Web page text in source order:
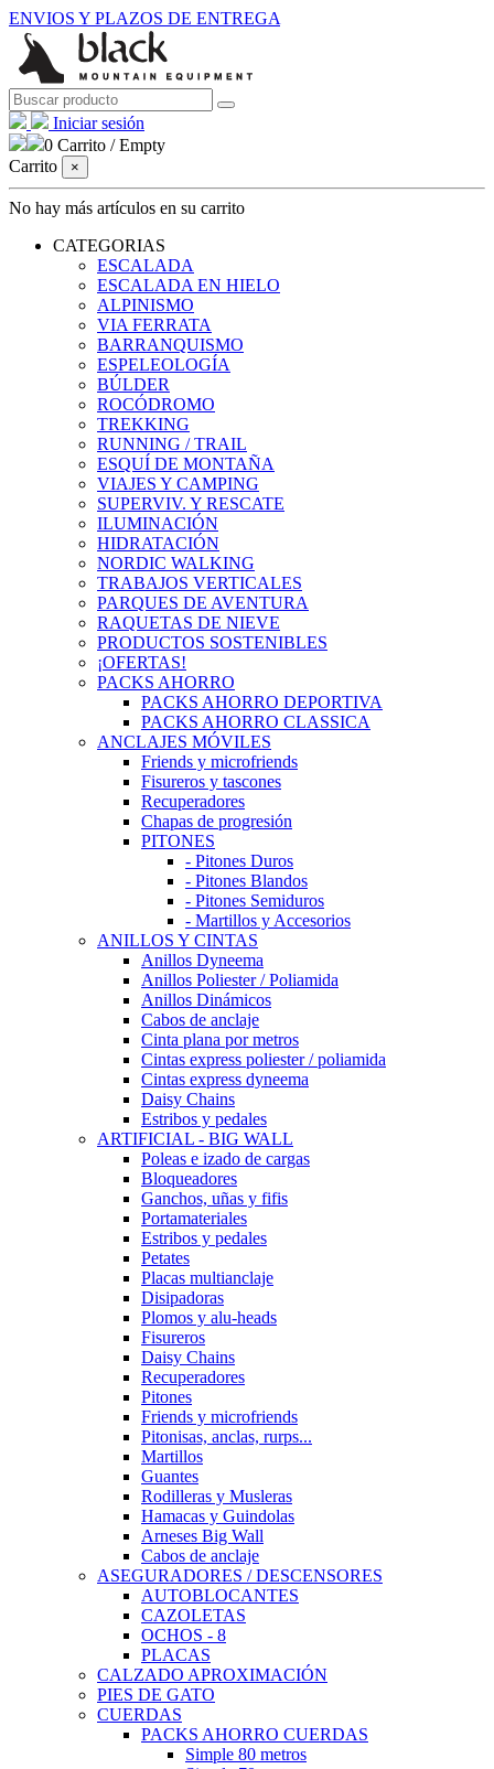
ENVIOS Y PLAZOS DE ENTREGA
Iniciar sesión
0 Carrito /Empty
Carrito
×
No hay más artículos en su carrito
CATEGORIAS
ESCALADA
ESCALADA EN HIELO
ALPINISMO
VIA FERRATA
BARRANQUISMO
ESPELEOLOGÍA
BÚLDER
ROCÓDROMO
TREKKING
RUNNING / TRAIL
ESQUÍ DE MONTAÑA
VIAJES Y CAMPING
SUPERVIV. Y RESCATE
ILUMINACIÓN
HIDRATACIÓN
NORDIC WALKING
TRABAJOS VERTICALES
PARQUES DE AVENTURA
RAQUETAS DE NIEVE
PRODUCTOS SOSTENIBLES
¡OFERTAS!
PACKS AHORRO
PACKS AHORRO DEPORTIVA
PACKS AHORRO CLASSICA
ANCLAJES MÓVILES
Friends y microfriends
Fisureros y tascones
Recuperadores
Chapas de progresión
PITONES
- Pitones Duros
- Pitones Blandos
- Pitones Semiduros
- Martillos y Accesorios
ANILLOS Y CINTAS
Anillos Dyneema
Anillos Poliester / Poliamida
Anillos Dinámicos
Cabos de anclaje
Cinta plana por metros
Cintas express poliester / poliamida
Cintas express dyneema
Daisy Chains
Estribos y pedales
ARTIFICIAL - BIG WALL
Poleas e izado de cargas
Bloqueadores
Ganchos, uñas y fifis
Portamateriales
Estribos y pedales
Petates
Placas multianclaje
Disipadoras
Plomos y alu-heads
Fisureros
Daisy Chains
Recuperadores
Pitones
Friends y microfriends
Pitonisas, anclas, rurps...
Martillos
Guantes
Rodilleras y Musleras
Hamacas y Guindolas
Arneses Big Wall
Cabos de anclaje
ASEGURADORES / DESCENSORES
AUTOBLOCANTES
CAZOLETAS
OCHOS - 8
PLACAS
CALZADO APROXIMACIÓN
PIES DE GATO
CUERDAS
PACKS AHORRO CUERDAS
Simple 80 metros